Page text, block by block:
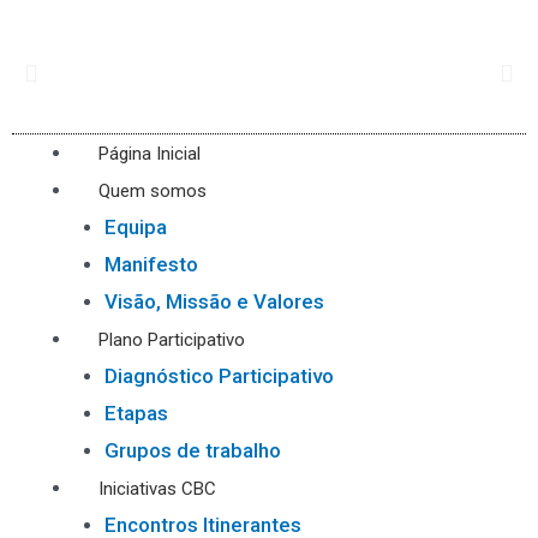
Página Inicial
Quem somos
Equipa
Manifesto
Visão, Missão e Valores
Plano Participativo
Diagnóstico Participativo
Etapas
Grupos de trabalho
Iniciativas CBC
Encontros Itinerantes